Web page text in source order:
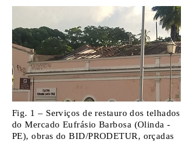
Fig. 1 – Serviços de restauro dos telhados
do Mercado Eufrásio Barbosa (Olinda -
PE), obras do BID/PRODETUR, orçadas